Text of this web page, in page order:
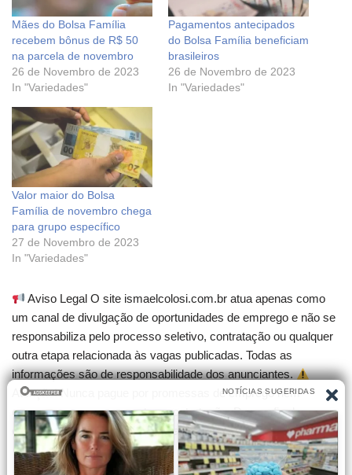
Mães do Bolsa Família
recebem bônus de R$ 50
na parcela de novembro
26 de Novembro de 2023
In "Variedades"
Pagamentos antecipados
do Bolsa Família beneficiam
brasileiros
26 de Novembro de 2023
In "Variedades"
Valor maior do Bolsa
Família de novembro chega
para grupo específico
27 de Novembro de 2023
In "Variedades"
Aviso Legal O site ismaelcolosi.com.br atua apenas como
um canal de divulgação de oportunidades de emprego e não se
responsabiliza pelo processo seletivo, contratação ou qualquer
outra etapa relacionada às vagas publicadas. Todas as
informações são de responsabilidade dos anunciantes.
Atenção! Nunca pague por promessas de emprego nem
compre cursos que garantam contratação. Desconfie de
qualquer cobrança para participar de seleções.